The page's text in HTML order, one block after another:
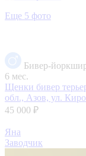
Еще 5 фото
Бивер-
6 мес.
Щенки бивер
обл., Азов, ул.
45 000 ₽
Яна
Заводчик